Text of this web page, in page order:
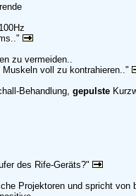
zu vermeiden..
voll zu kontrahieren.."
Behandlung, gepulste
des Rife-Geräts?"
Projektoren und spricht von